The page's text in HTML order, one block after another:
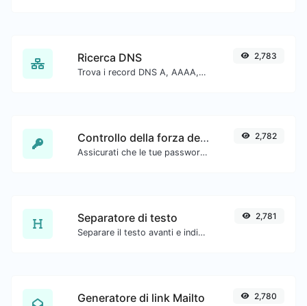
Ricerca DNS
Trova i record DNS A, AAAA, CNAME, MX, NS, TXT, SOA di un host.
2,783
Controllo della forza della password
Assicurati che le tue password siano abbastanza sicure.
2,782
Separatore di testo
Separare il testo avanti e indietro con nuove righe, virgole, punti... ecc.
2,781
Generatore di link Mailto 2,780